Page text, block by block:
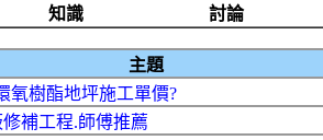
知識 討論
主題
氧樹酯地坪施工單價?
補工程.師傅推薦